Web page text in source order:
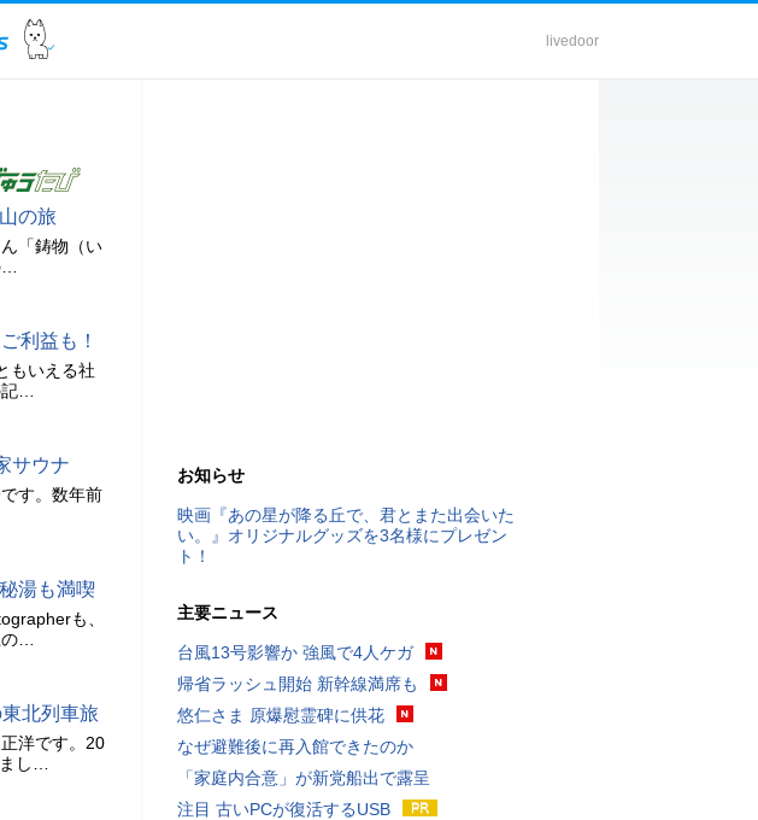
livedoor
の旅
「鋳物（い
利益も！
もいえる社
…
サウナ
す。数年前
湯も満喫
も、
…
北列車旅
洋です。20
し…
お知らせ
映画『あの星が降る丘で、君とまた出会いた
い。』オリジナルグッズを3名様にプレゼン
ト！
主要ニュース
台風13号影響か 強風で4人ケガ
帰省ラッシュ開始 新幹線満席も
悠仁さま 原爆慰霊碑に供花
なぜ避難後に再入館できたのか
「家庭内合意」が新党船出で露呈
注目 古いPCが復活するUSB